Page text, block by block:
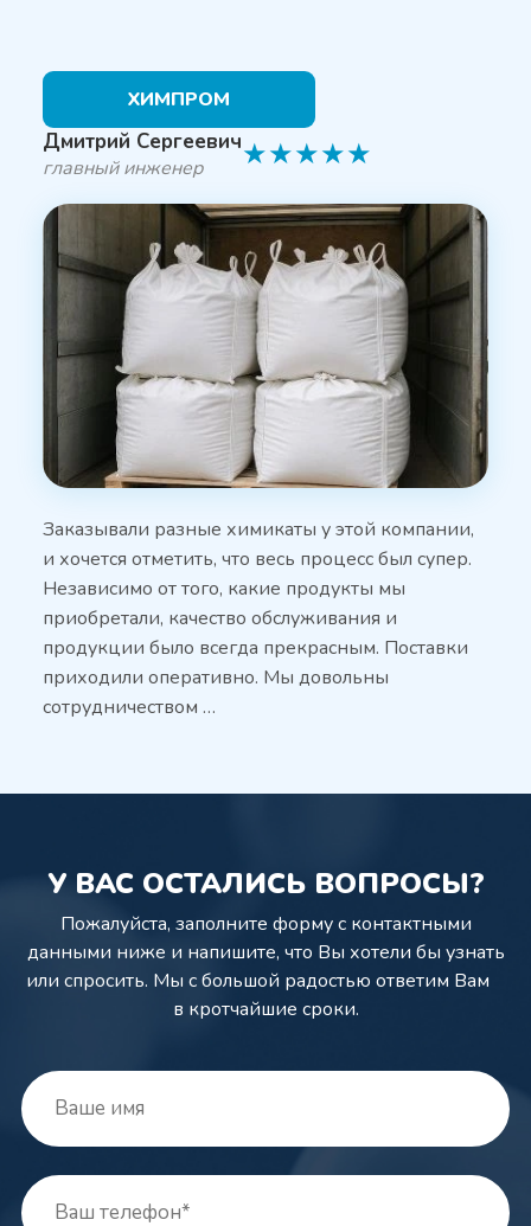
ХИМПРОМ
Дмитрий Сергеевич
главный инженер ★★★★★
Заказывали разные химикаты у этой компании,
и хочется отметить, что весь процесс был супер.
Независимо от того, какие продукты мы
приобретали, качество обслуживания и
продукции было всегда прекрасным. Поставки
приходили оперативно. Мы довольны
сотрудничеством …
У ВАС ОСТАЛИСЬ ВОПРОСЫ?
Пожалуйста, заполните форму с контактными
данными ниже и напишите, что Вы хотели бы узнать
или спросить. Мы с большой радостью ответим Вам
в кротчайшие сроки.